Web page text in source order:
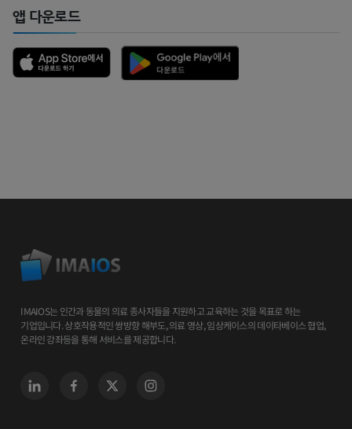
앱 다운로드
IMAIOS는 인간과 동물의 의료 종사자들을 지원하고 교육하는 것을 목표로 하는
기업입니다. 상호작용적인 쌍방향 해부도, 의료 영상, 임상케이스의 데이타베이스 협업,
온라인 강좌등을 통해 서비스를 제공합니다.